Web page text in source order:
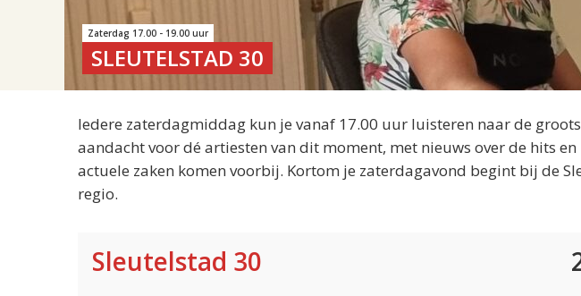
Zaterdag 17.00 - 19.00 uur
SLEUTELSTAD 30
Iedere zaterdagmiddag kun je vanaf 17.00 uur luisteren naar de
aandacht voor dé artiesten van dit moment, met nieuws over de hits
actuele zaken komen voorbij. Kortom je zaterdagavond begint bij de
regio.
Sleutelstad 30